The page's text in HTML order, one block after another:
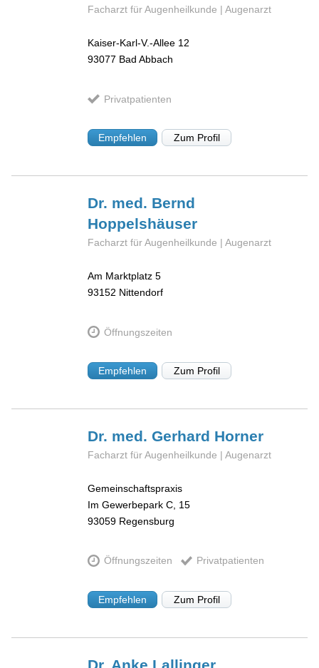
Facharzt für Augenheilkunde | Augenarzt
Kaiser-Karl-V.-Allee 12
93077 Bad Abbach
Privatpatienten
Empfehlen Zum Profil
Dr. med. Bernd
Hoppelshäuser
Facharzt für Augenheilkunde | Augenarzt
Am Marktplatz 5
93152 Nittendorf
Öffnungszeiten
Empfehlen Zum Profil
Dr. med. Gerhard Horner
Facharzt für Augenheilkunde | Augenarzt
Gemeinschaftspraxis
Im Gewerbepark C, 15
93059 Regensburg
Öffnungszeiten Privatpatienten
Empfehlen Zum Profil
Dr. Anke Lallinger